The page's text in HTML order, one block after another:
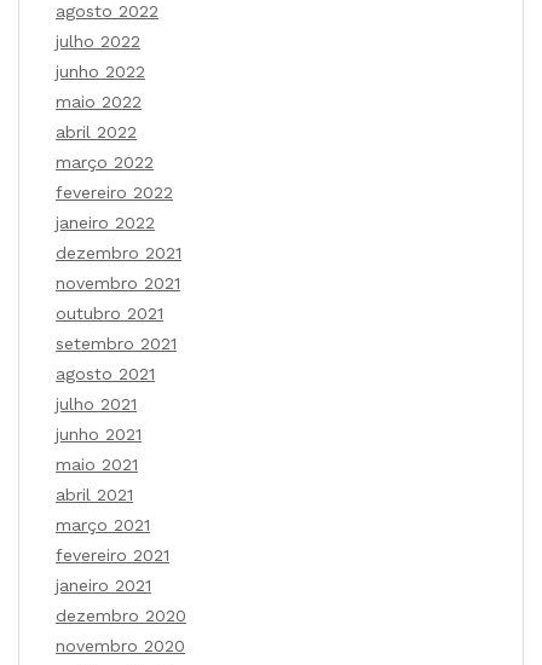
agosto 2022
julho 2022
junho 2022
maio 2022
abril 2022
março 2022
fevereiro 2022
janeiro 2022
dezembro 2021
novembro 2021
outubro 2021
setembro 2021
agosto 2021
julho 2021
junho 2021
maio 2021
abril 2021
março 2021
fevereiro 2021
janeiro 2021
dezembro 2020
novembro 2020